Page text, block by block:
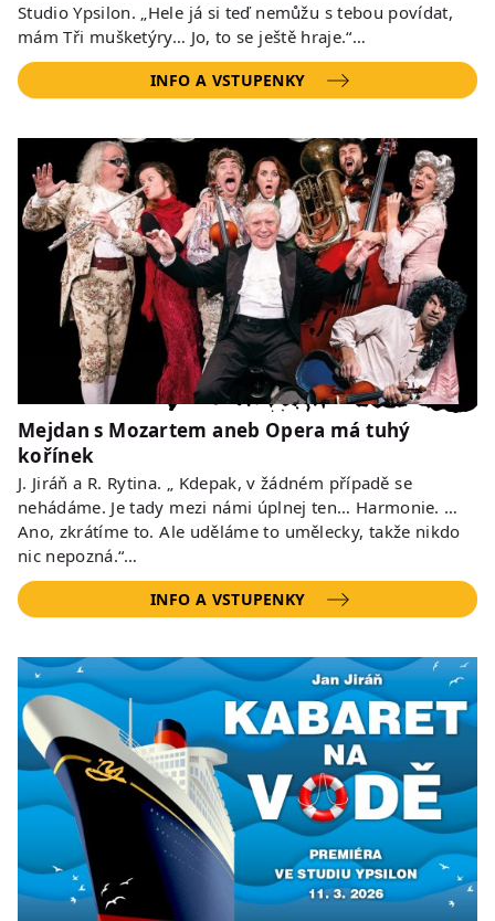
Studio Ypsilon. „Hele já si teď nemůžu s tebou povídat,
mám Tři mušketýry… Jo, to se ještě hraje.“…
INFO A VSTUPENKY
Mejdan s Mozartem aneb Opera má tuhý
kořínek
J. Jiráň a R. Rytina. „ Kdepak, v žádném případě se
nehádáme. Je tady mezi námi úplnej ten… Harmonie. …
Ano, zkrátíme to. Ale uděláme to umělecky, takže nikdo
nic nepozná.“…
INFO A VSTUPENKY